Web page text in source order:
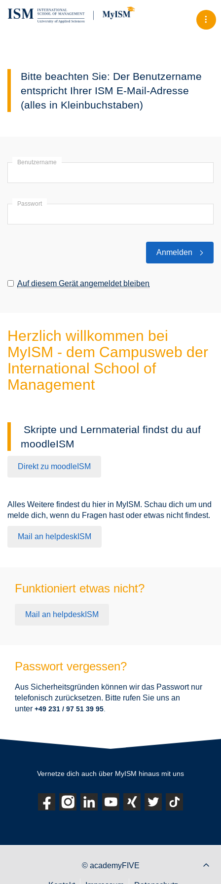
Bitte beachten Sie: Der Benutzername
entspricht Ihrer ISM E-Mail-Adresse
(alles in Kleinbuchstaben)
Benutzername
Passwort
Anmelden
Auf diesem Gerät angemeldet bleiben
Herzlich willkommen bei
MyISM - dem Campusweb der
International School of
Management
Skripte und Lernmaterial findst du auf
moodleISM
Direkt zu moodleISM
Alles Weitere findest du hier in MyISM. Schau dich um und
melde dich, wenn du Fragen hast oder etwas nicht findest.
Mail an helpdeskISM
Funktioniert etwas nicht?
Mail an helpdeskISM
Passwort vergessen?
Aus Sicherheitsgründen können wir das Passwort nur
telefonisch zurücksetzen. Bitte rufen Sie uns an
unter +49 231 / 97 51 39 95
Vernetze dich auch über MyISM hinaus mit uns
© academyFIVE